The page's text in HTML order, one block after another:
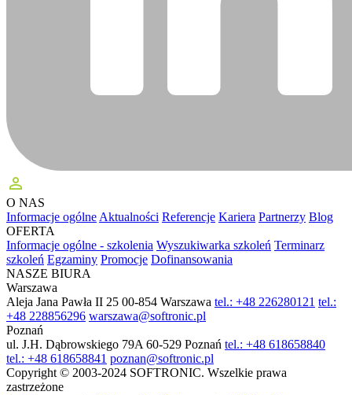
perm_identity
O NAS
Informacje ogólneAktualności Referencje Kariera Partnerzy Blog
OFERTA
Informacje ogólne - szkolenia Wyszukiwarka szkoleń Terminarz
szkoleń Egzaminy Promocje Dofinansowania
NASZE BIURA
Warszawa
Aleja Jana Pawła II 25 00-854 Warszawa tel.: +48 226280121 tel.:
+48 228856296 warszawa@softronic.pl
Poznań
ul. J.H. Dąbrowskiego 79A 60-529 Poznań tel.: +48 618658840
tel.: +48 618658841 poznan@softronic.pl
Copyright © 2003-2024 SOFTRONIC. Wszelkie prawa
zastrzeżone